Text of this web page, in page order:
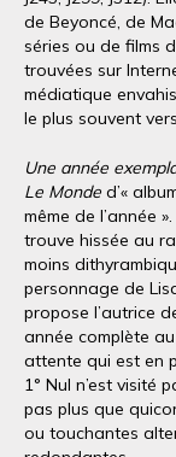
de Beyoncé, de
séries ou de films
trouvées sur
médiatique
le plus souvent
Une année
Le Monde d’«
même de l’année
trouve hissée au
moins
personnage de
propose l’autrice
année complète
attente qui est en
1° Nul n’est visité
pas plus que
ou touchantes